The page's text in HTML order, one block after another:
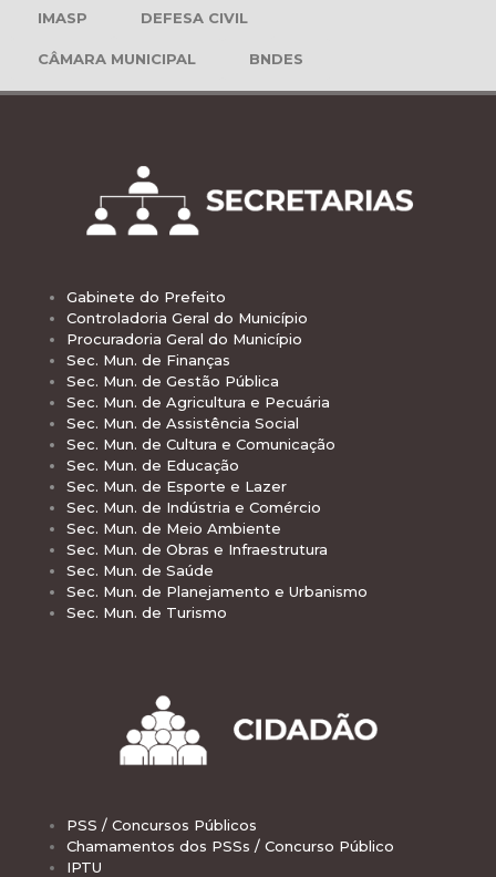
IMASP DEFESA CIVIL
CÂMARA MUNICIPAL BNDES
Gabinete do Prefeito
Controladoria Geral do Município
Procuradoria Geral do Município
Sec. Mun. de Finanças
Sec. Mun. de Gestão Pública
Sec. Mun. de Agricultura e Pecuária
Sec. Mun. de Assistência Social
Sec. Mun. de Cultura e Comunicação
Sec. Mun. de Educação
Sec. Mun. de Esporte e Lazer
Sec. Mun. de Indústria e Comércio
Sec. Mun. de Meio Ambiente
Sec. Mun. de Obras e Infraestrutura
Sec. Mun. de Saúde
Sec. Mun. de Planejamento e Urbanismo
Sec. Mun. de Turismo
PSS / Concursos Públicos
Chamamentos dos PSSs / Concurso Público
IPTU